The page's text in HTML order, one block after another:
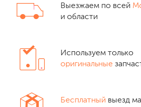
Выезжаем по всей
и области
Используем только
оригинальные
Бесплатный выезд